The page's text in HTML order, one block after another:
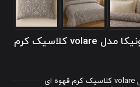
کاور لحاف ۶ تکه دونفره ورونیکا مدل volare کلاسیک کرم